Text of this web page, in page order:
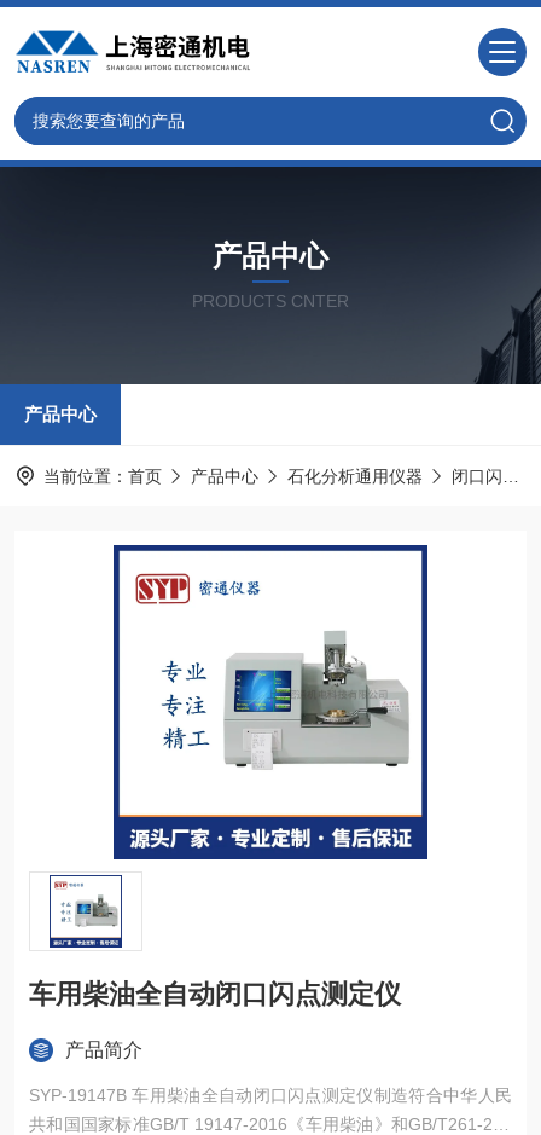
产品中心
PRODUCTS CNTER
产品中心
当前位置： 首页 产品中心 石化分析通用仪器 闭口闪点试验仪器
车用柴油全自动闭口闪点测定仪
产品简介
SYP-19147B 车用柴油全自动闭口闪点测定仪制造符合中华人民
共和国国家标准GB/T 19147-2016《车用柴油》和GB/T261-202